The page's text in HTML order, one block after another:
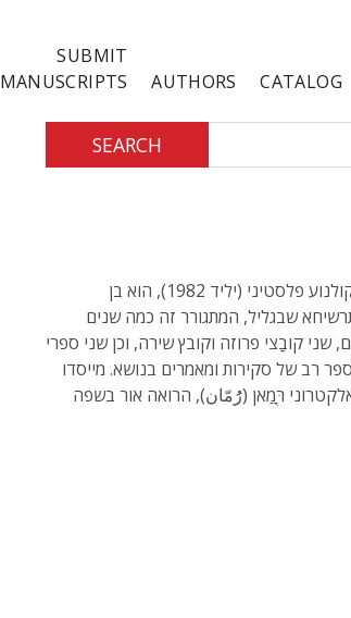
CATALOG
AUTHORS
SUBMIT
MANUSCRIPTS
SEARCH
סלים אלבֵּיְּכ, סופר ומבקר קולנוע פלסטיני (יליד 1982), הוא בן
שבגליל, המתגורר זה כמה שנים
שני קובַַצי פרוזה וקובץ שירה, וכן שני ספרי
רב של סקירות ומאמרים בנושא. מייסדו
רַֻּמַאן (رُُمّان), הרואה אור בשפה